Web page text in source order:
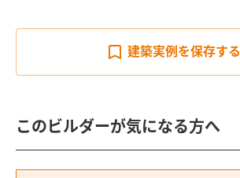
建築実例を保存する
このビルダーが気になる方へ